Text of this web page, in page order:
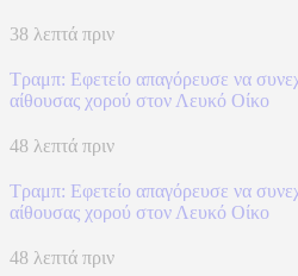
38 λεπτά πριν
Τραμπ: Εφετείο απαγόρευσε να
αίθουσας χορού στον Λευκό Οίκο
48 λεπτά πριν
Τραμπ: Εφετείο απαγόρευσε να
αίθουσας χορού στον Λευκό Οίκο
48 λεπτά πριν